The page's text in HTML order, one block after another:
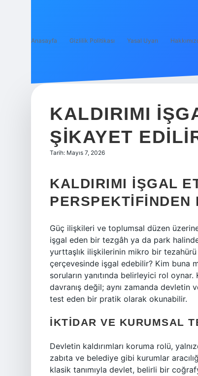
Anasayfa Gizlilik Politikası Yasal Uyarı
KALDIRIMI
ŞIKAYET
Tarih: Mayıs 7, 2026
KALDIRIMI İŞGAL
PERSPEKTIFINDEN
Güç ilişkileri ve toplumsal düzen
işgal eden bir tezgâh ya da park
yurttaşlık ilişkilerinin mikro bir tezahürü
çerçevesinde işgal edebilir? Kim buna
soruların yanıtında belirleyici rol
davranış değil; aynı zamanda devletin
test eden bir pratik olarak okunabilir.
İKTIDAR VE KURUMSAL
Devletin kaldırımları koruma rolü,
zabıta ve belediye gibi kurumlar
klasik tanımıyla devlet, belirli bir